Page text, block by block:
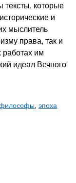
тексты, которые
и
мыслитель
права, так и
работах им
идеал Вечного
, эпоха